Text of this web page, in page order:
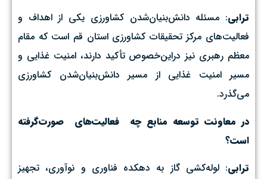
ترابی: مسئله دانش‌بنیان‌شدن کشاورزی یکی از اهداف و
فعالیت‌های مرکز تحقیقات کشاورزی استان قم است که مقام
معظم رهبری نیز دراین‌خصوص تأکید دارند، امنیت غذایی و
مسیر امنیت غذایی از مسیر دانش‌بنیان‌شدن کشاورزی
می‌گذرد.
در معاونت توسعه منابع چه فعالیت‌های صورت‌گرفته
است؟
ترابی: لوله‌کشی گاز به دهکده فناوری و‌ نوآوری، تجهیز